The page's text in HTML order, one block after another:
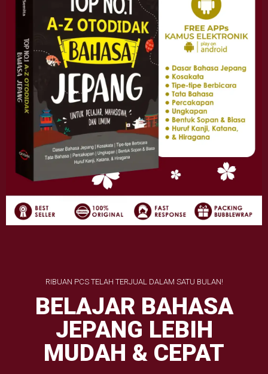
RIBUAN PCS TELAH TERJUAL DALAM SATU BULAN!
BELAJAR BAHASA
JEPANG LEBIH
MUDAH & CEPAT